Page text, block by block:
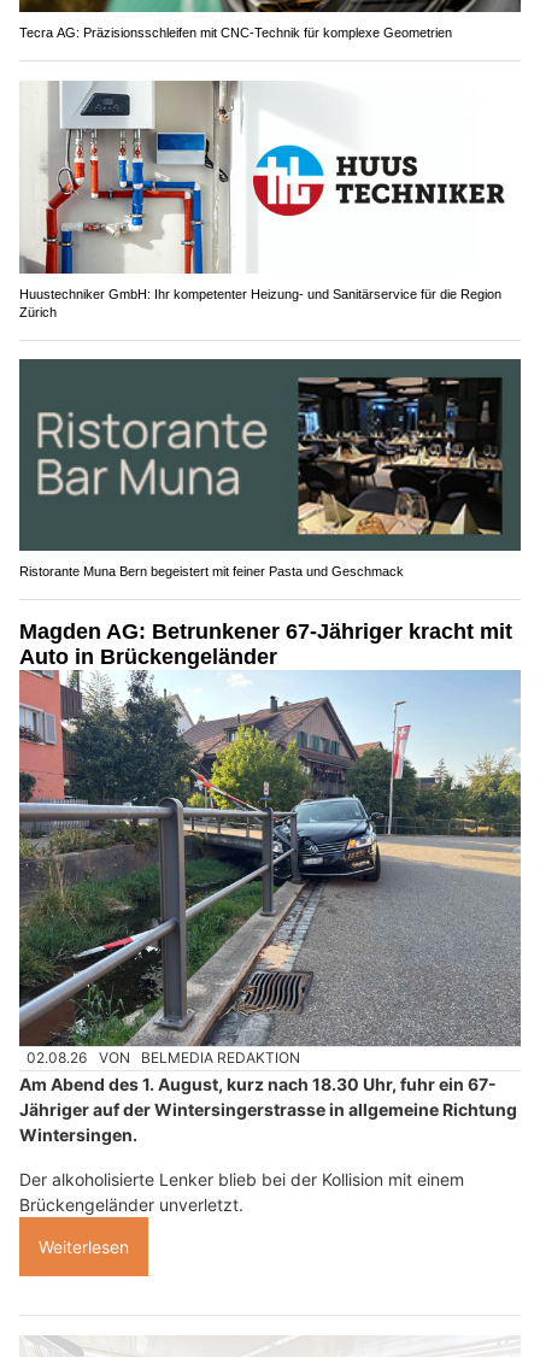
Tecra AG: Präzisionsschleifen mit CNC-Technik für komplexe Geometrien
Huustechniker GmbH: Ihr kompetenter Heizung- und Sanitärservice für die Region
Zürich
Ristorante Muna Bern begeistert mit feiner Pasta und Geschmack
Magden AG: Betrunkener 67-Jähriger kracht mit
Auto in Brückengeländer
02.08.26 VON BELMEDIA REDAKTION
Am Abend des 1. August, kurz nach 18.30 Uhr, fuhr ein 67-
Jähriger auf der Wintersingerstrasse in allgemeine Richtung
Wintersingen.
Der alkoholisierte Lenker blieb bei der Kollision mit einem
Brückengeländer unverletzt.
Weiterlesen